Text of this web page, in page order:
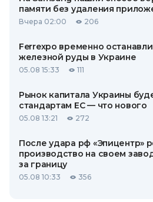
памяти без удаления
Вчера 02:00 206
Ferrexpo временно
железной руды в Украине
05.08 15:33 111
Рынок капитала Украины
стандартам ЕС — что нового
05.08 13:21 272
После удара рф «Эпицентр»
производство на своем
за границу
05.08 10:33 356